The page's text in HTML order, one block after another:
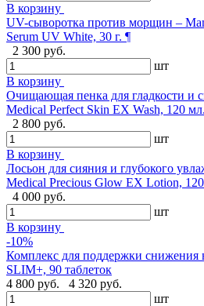
В корзину
UV-сыворотка против морщин –
Serum UV White, 30 г. ¶
2 300 руб.
шт
В корзину
Очищающая пенка для гладкости и
Medical Perfect Skin EX Wash, 120
2 800 руб.
шт
В корзину
Лосьон для сияния и глубокого
Medical Precious Glow EX Lotion,
4 000 руб.
шт
В корзину
-10%
Комплекс для поддержки снижения
SLIM+, 90 таблеток
4 800 руб.
4 320 руб.
шт